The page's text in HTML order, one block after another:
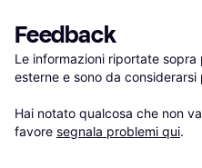
Feedback
Le informazioni riportate
esterne e sono da
Hai notato qualcosa che non
favore segnala problemi qui.